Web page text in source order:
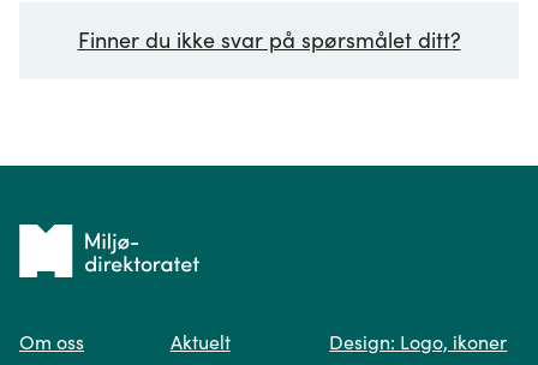
Finner du ikke svar på spørsmålet ditt?
Tilbake
forsiden
Om oss Aktuelt Design: Logo, ikoner